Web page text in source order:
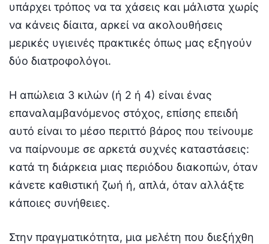
υπάρχει τρόπος να τα χάσεις και μάλιστα χωρίς
να κάνεις δίαιτα, αρκεί να ακολουθήσεις
μερικές υγιεινές πρακτικές όπως μας εξηγούν
δύο διατροφολόγοι.
Η απώλεια 3 κιλών (ή 2 ή 4) είναι ένας
επαναλαμβανόμενος στόχος, επίσης επειδή
αυτό είναι το μέσο περιττό βάρος που τείνουμε
να παίρνουμε σε αρκετά συχνές καταστάσεις:
κατά τη διάρκεια μιας περιόδου διακοπών, όταν
κάνετε καθιστική ζωή ή, απλά, όταν αλλάξτε
κάποιες συνήθειες.
Στην πραγματικότητα, μια μελέτη που διεξήχθη